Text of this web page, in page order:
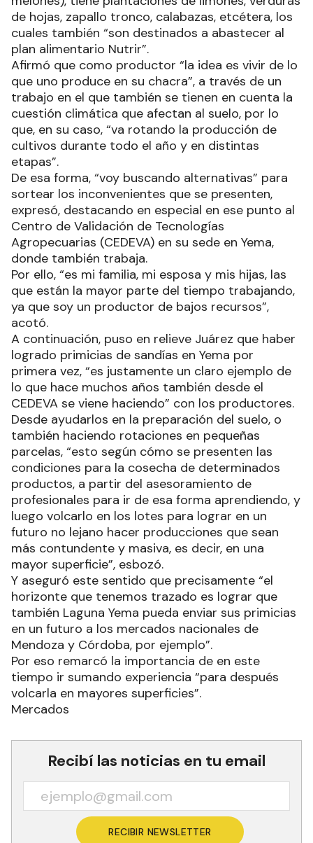
de hojas, zapallo tronco, calabazas, etcétera, los
cuales también “son destinados a abastecer al
plan alimentario Nutrir”.
Afirmó que como productor “la idea es vivir de lo
que uno produce en su chacra”, a través de un
trabajo en el que también se tienen en cuenta la
cuestión climática que afectan al suelo, por lo
que, en su caso, “va rotando la producción de
cultivos durante todo el año y en distintas
etapas”.
De esa forma, “voy buscando alternativas” para
sortear los inconvenientes que se presenten,
expresó, destacando en especial en ese punto al
Centro de Validación de Tecnologías
Agropecuarias (CEDEVA) en su sede en Yema,
donde también trabaja.
Por ello, “es mi familia, mi esposa y mis hijas, las
que están la mayor parte del tiempo trabajando,
ya que soy un productor de bajos recursos”,
acotó.
A continuación, puso en relieve Juárez que haber
logrado primicias de sandías en Yema por
primera vez, “es justamente un claro ejemplo de
lo que hace muchos años también desde el
CEDEVA se viene haciendo” con los productores.
Desde ayudarlos en la preparación del suelo, o
también haciendo rotaciones en pequeñas
parcelas, “esto según cómo se presenten las
condiciones para la cosecha de determinados
productos, a partir del asesoramiento de
profesionales para ir de esa forma aprendiendo, y
luego volcarlo en los lotes para lograr en un
futuro no lejano hacer producciones que sean
más contundente y masiva, es decir, en una
mayor superficie”, esbozó.
Y aseguró este sentido que precisamente “el
horizonte que tenemos trazado es lograr que
también Laguna Yema pueda enviar sus primicias
en un futuro a los mercados nacionales de
Mendoza y Córdoba, por ejemplo”.
Por eso remarcó la importancia de en este
tiempo ir sumando experiencia “para después
volcarla en mayores superficies”.
Mercados
Recibí las noticias en tu email
RECIBIR NEWSLETTER